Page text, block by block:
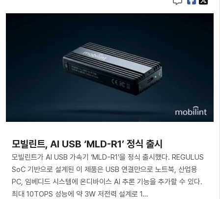
모빌린트, AI USB ‘MLD-R1’ 정식 출시
모빌린트가 AI USB 가속기 ‘MLD-R1’을 정식 출시했다. REGULUS
SoC 기반으로 설계된 이 제품은 USB 연결만으로 노트북, 산업용
PC, 임베디드 시스템에 온디바이스 AI 추론 기능을 추가할 수 있다.
최대 10TOPS 성능에 약 3W 저전력 설계로 1…